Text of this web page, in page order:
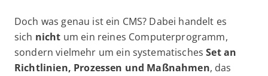
Doch was genau ist ein CMS? Dabei handelt es
sich nicht um ein reines Computerprogramm,
sondern vielmehr um ein systematischesSet an
Richtlinien, Prozessen und Maßnahmen, das